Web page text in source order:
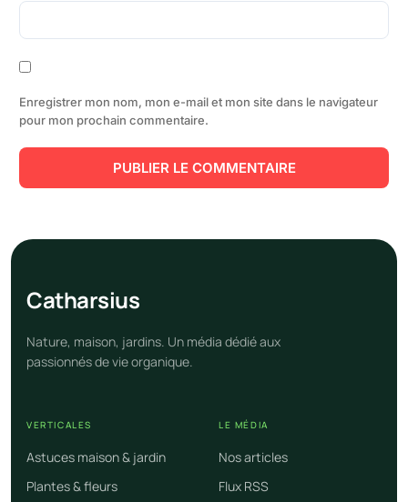
Enregistrer mon nom, mon e-mail et mon site dans le navigateur
pour mon prochain commentaire.
Catharsius
Nature, maison, jardins. Un média dédié aux
passionnés de vie organique.
VERTICALES
Astuces maison & jardin
Plantes & fleurs
LE MÉDIA
Nos articles
Flux RSS